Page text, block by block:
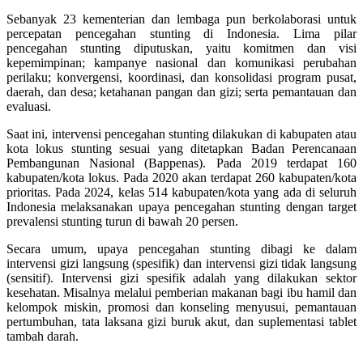
Sebanyak 23 kementerian dan lembaga pun berkolaborasi untuk
percepatan pencegahan stunting di Indonesia. Lima pilar
pencegahan stunting diputuskan, yaitu komitmen dan visi
kepemimpinan; kampanye nasional dan komunikasi perubahan
perilaku; konvergensi, koordinasi, dan konsolidasi program pusat,
daerah, dan desa; ketahanan pangan dan gizi; serta pemantauan dan
evaluasi.
Saat ini, intervensi pencegahan stunting dilakukan di kabupaten atau
kota lokus stunting sesuai yang ditetapkan Badan Perencanaan
Pembangunan Nasional (Bappenas). Pada 2019 terdapat 160
kabupaten/kota lokus. Pada 2020 akan terdapat 260 kabupaten/kota
prioritas. Pada 2024, kelas 514 kabupaten/kota yang ada di seluruh
Indonesia melaksanakan upaya pencegahan stunting dengan target
prevalensi stunting turun di bawah 20 persen.
Secara umum, upaya pencegahan stunting dibagi ke dalam
intervensi gizi langsung (spesifik) dan intervensi gizi tidak langsung
(sensitif). Intervensi gizi spesifik adalah yang dilakukan sektor
kesehatan. Misalnya melalui pemberian makanan bagi ibu hamil dan
kelompok miskin, promosi dan konseling menyusui, pemantauan
pertumbuhan, tata laksana gizi buruk akut, dan suplementasi tablet
tambah darah.